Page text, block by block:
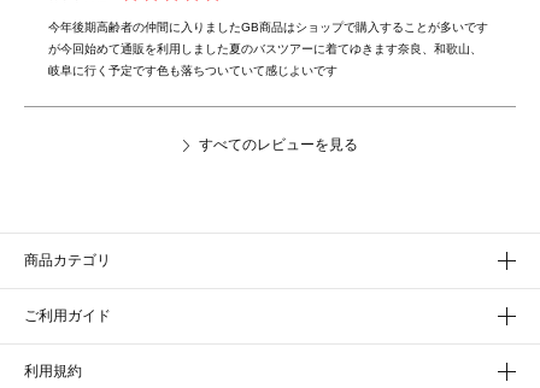
今年後期高齢者の仲間に入りましたGB商品はショップで購入することが多いです
が今回始めて通販を利用しました夏のバスツアーに着てゆきます奈良、和歌山、
岐阜に行く予定です色も落ちついていて感じよいです
すべてのレビューを見る
商品カテゴリ
ご利用ガイド
利用規約